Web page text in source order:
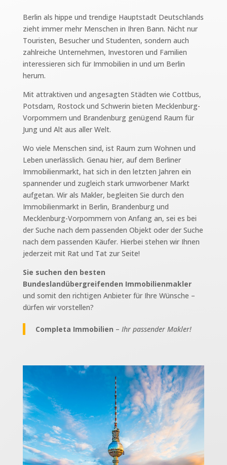
Berlin als hippe und trendige Hauptstadt Deutschlands
zieht immer mehr Menschen in Ihren Bann. Nicht nur
Touristen, Besucher und Studenten, sondern auch
zahlreiche Unternehmen, Investoren und Familien
interessieren sich für Immobilien in und um Berlin
herum.
Mit attraktiven und angesagten Städten wie Cottbus,
Potsdam, Rostock und Schwerin bieten Mecklenburg-
Vorpommern und Brandenburg genügend Raum für
Jung und Alt aus aller Welt.
Wo viele Menschen sind, ist Raum zum Wohnen und
Leben unerlässlich. Genau hier, auf dem Berliner
Immobilienmarkt, hat sich in den letzten Jahren ein
spannender und zugleich stark umworbener Markt
aufgetan. Wir als Makler, begleiten Sie durch den
Immobilienmarkt in Berlin, Brandenburg und
Mecklenburg-Vorpommern von Anfang an, sei es bei
der Suche nach dem passenden Objekt oder der Suche
nach dem passenden Käufer. Hierbei stehen wir Ihnen
jederzeit mit Rat und Tat zur Seite!
Sie suchen den besten
Bundeslandübergreifenden Immobilienmakler
und somit den richtigen Anbieter für Ihre Wünsche –
dürfen wir vorstellen?
Completa Immobilien – Ihr passender Makler!